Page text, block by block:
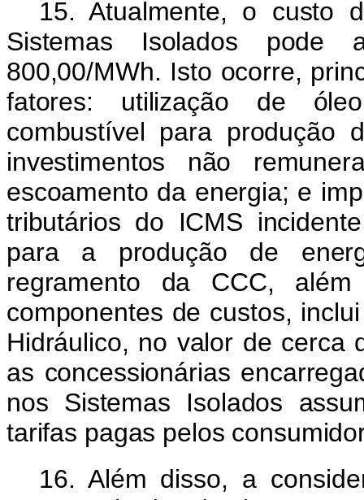
15. Atualmente, o custo
Sistemas Isolados pode
800,00/MWh. Isto ocorre,
fatores: utilização de
combustível para produção
investimentos não
escoamento da energia; e
tributários do ICMS
para a produção de
regramento da CCC,
componentes de custos,
Hidráulico, no valor de cerca
as concessionárias
nos Sistemas Isolados
tarifas pagas pelos
16. Além disso, a